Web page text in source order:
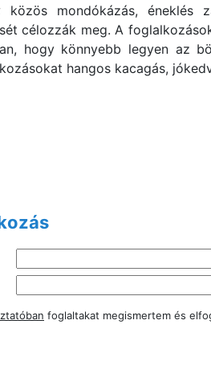
közös mondókázás, éneklés
célozzák meg. A
hogy könnyebb legyen az
hangos kacagás,
foglaltakat megismertem és